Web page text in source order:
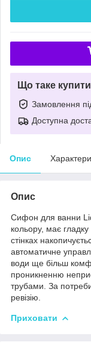
Що таке
Замовлення
Доступна
Опис
Опис
Сифон для ванни
кольору, має
стінках
автоматичне
води ще більш
проникненню
трубами. За
ревізію.
Приховати